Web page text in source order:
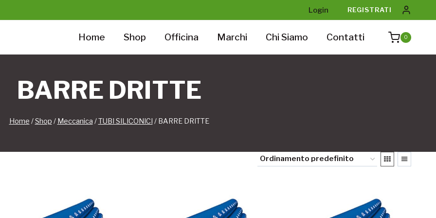
Login REGISTRATI
Home Shop Officina Marchi Chi Siamo Contatti 0
BARRE DRITTE
Home /Shop / Meccanica /TUBI SILICONICI / BARRE DRITTE